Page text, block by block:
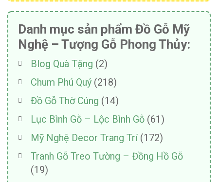
Danh mục sản phẩm Đồ Gỗ Mỹ
Nghệ – Tượng Gỗ Phong Thủy:
Blog Quà Tặng (2)
Chum Phú Quý(218)
Đồ Gỗ Thờ Cúng (14)
Lục Bình Gỗ – Lộc Bình Gỗ(61)
Mỹ Nghệ Decor Trang Trí(172)
Tranh Gỗ Treo Tường – Đồng Hồ Gỗ
(19)